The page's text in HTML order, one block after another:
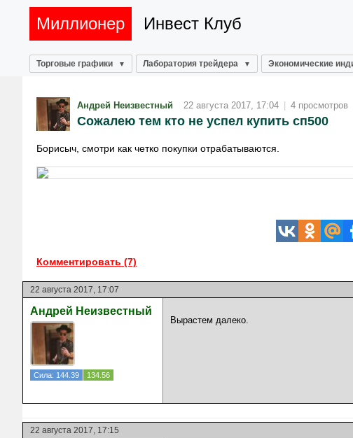
Миллионер Инвест Клуб
Торговые графики Лаборатория трейдера Экономические
Андрей Неизвестный 22 августа 2017, 17:04 | 4 просмотров
Сожалею тем кто не успел купить сп500
Борисыч, смотри как четко покупки отрабатываются.
Комментировать (7)
22 августа 2017, 17:07
Андрей Неизвестный
Сила: 144.39 134.56
Вырастем далеко.
22 августа 2017, 17:15